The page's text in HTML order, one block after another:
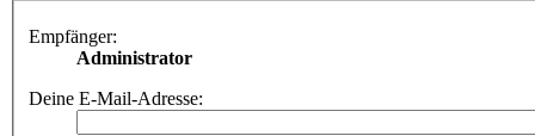
Empfänger:
Administrator
Deine E-Mail-Adresse: